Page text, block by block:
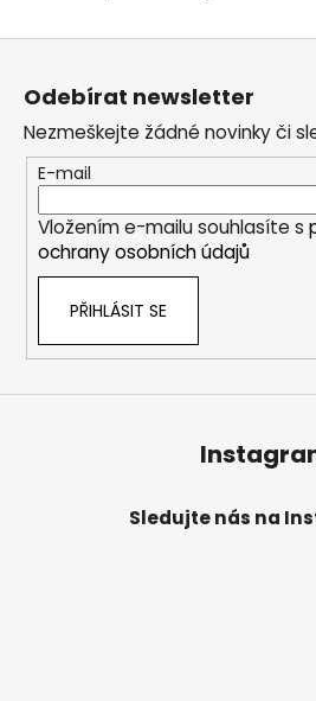
Z
Odebírat newsletter
Nezmeškejte žádné novinky či
E-mail
Vložením e-mailu souhlasíte s
ochrany osobních údajů
PŘIHLÁSIT SE
Sledujte nás na